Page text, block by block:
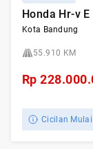
Honda Hr-v E
Kota Bandung
55.910 KM
Rp
Cicilan Mulai